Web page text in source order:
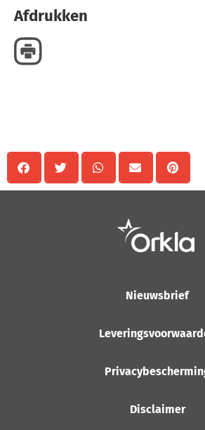
Afdrukken
Nieuwsbrief
Disclaimer